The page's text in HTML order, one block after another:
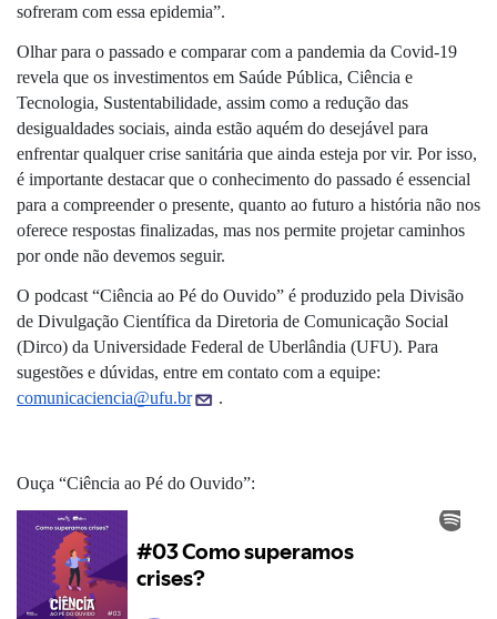
sofreram com essa epidemia”.
Olhar para o passado e comparar com a pandemia da Covid-19
revela que os investimentos em Saúde Pública, Ciência e
Tecnologia, Sustentabilidade, assim como a redução das
desigualdades sociais, ainda estão aquém do desejável para
enfrentar qualquer crise sanitária que ainda esteja por vir. Por isso,
é importante destacar que o conhecimento do passado é essencial
para a compreender o presente, quanto ao futuro a história não nos
oferece respostas finalizadas, mas nos permite projetar caminhos
por onde não devemos seguir.
O podcast “Ciência ao Pé do Ouvido” é produzido pela Divisão
de Divulgação Científica da Diretoria de Comunicação Social
(Dirco) da Universidade Federal de Uberlândia (UFU). Para
comunicaciencia@ufu.br
.
Ouça “Ciência ao Pé do Ouvido”: